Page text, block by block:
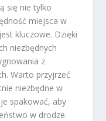
się nie tylko
miejsca w
kluczowe. Dzięki
niezbędnych
z
Warto przyjrzeć
niezbędne w
spakować, aby
w drodze.